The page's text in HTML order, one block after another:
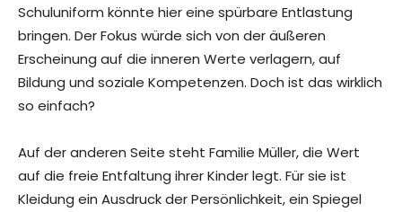
Schuluniform könnte hier eine spürbare Entlastung
bringen. Der Fokus würde sich von der äußeren
Erscheinung auf die inneren Werte verlagern, auf
Bildung und soziale Kompetenzen. Doch ist das wirklich
so einfach?
Auf der anderen Seite steht Familie Müller, die Wert
auf die freie Entfaltung ihrer Kinder legt. Für sie ist
Kleidung ein Ausdruck der Persönlichkeit, ein Spiegel